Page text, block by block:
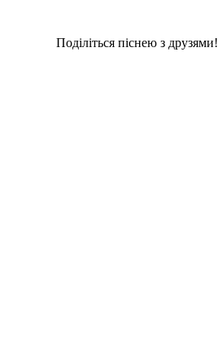
Поділіться піснею з друзями!